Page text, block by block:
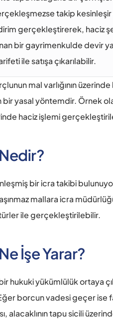
takip kesinleşir
gerçekleştirerek, haciz
bir gayrimenkulde devir
ile satışa çıkarılabilir.
mal varlığının
yasal yöntemdir. Örnek
haciz işlemi
bir icra takibi
mallara icra
ile gerçekleştirilebilir.
İşe Yarar?
hukuki yükümlülük ortaya
borcun vadesi geçer ise
alacaklının tapu sicili